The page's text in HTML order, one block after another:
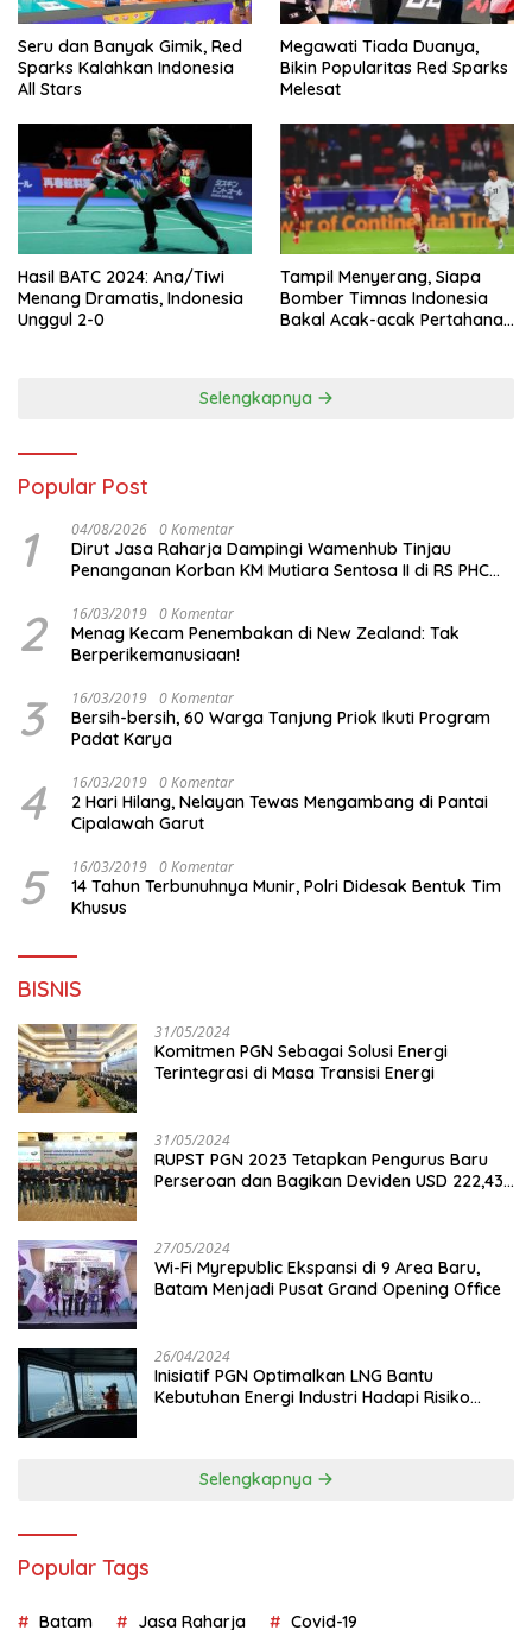
Seru dan Banyak Gimik, Red
Sparks Kalahkan Indonesia
All Stars
Megawati Tiada Duanya,
Bikin Popularitas Red Sparks
Melesat
Hasil BATC 2024: Ana/Tiwi
Menang Dramatis, Indonesia
Unggul 2-0
Tampil Menyerang, Siapa
Bomber Timnas Indonesia
Bakal Acak-acak Pertahanan
Selengkapnya
Popular Post
1 04/08/2026 0 Komentar
Dirut Jasa Raharja Dampingi Wamenhub Tinjau
Penanganan Korban KM Mutiara Sentosa II di RS PHC
2 16/03/2019 0 Komentar
Menag Kecam Penembakan di New Zealand: Tak
Berperikemanusiaan!
3 16/03/2019 0 Komentar
Bersih-bersih, 60 Warga Tanjung Priok Ikuti Program
Padat Karya
4 16/03/2019 0 Komentar
2 Hari Hilang, Nelayan Tewas Mengambang di Pantai
Cipalawah Garut
5 16/03/2019 0 Komentar
14 Tahun Terbunuhnya Munir, Polri Didesak Bentuk Tim
Khusus
BISNIS
31/05/2024
Komitmen PGN Sebagai Solusi Energi
Terintegrasi di Masa Transisi Energi
31/05/2024
RUPST PGN 2023 Tetapkan Pengurus Baru
Perseroan dan Bagikan Deviden USD 222,43
27/05/2024
Wi-Fi Myrepublic Ekspansi di 9 Area Baru,
Batam Menjadi Pusat Grand Opening Office
26/04/2024
Inisiatif PGN Optimalkan LNG Bantu
Kebutuhan Energi Industri Hadapi Risiko
Selengkapnya
Popular Tags
Batam Jasa Raharja Covid-19